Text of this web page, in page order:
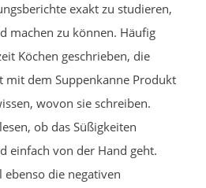
exakt zu studieren,
machen zu können. Häufig
Köchen geschrieben, die
mit dem Suppenkanne Produkt
wovon sie schreiben.
ob das Süßigkeiten
einfach von der Hand geht.
ebenso die negativen